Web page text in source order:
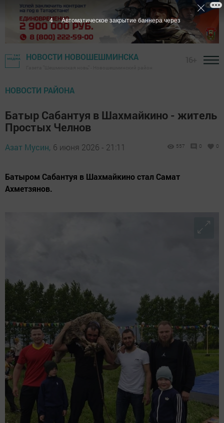
НОВОСТИ НОВОШЕШМИНСКА
НОВОСТИ РАЙОНА
Батыр Сабантуя в Шахмайкино - житель
Простых Челнов
Азат Мусин, 6 июня 2026 - 21:11 557 0 0
Батыром Сабантуя в Шахмайкино стал Самат
Ахметзянов.
2 Автоматическое закрытие баннера через